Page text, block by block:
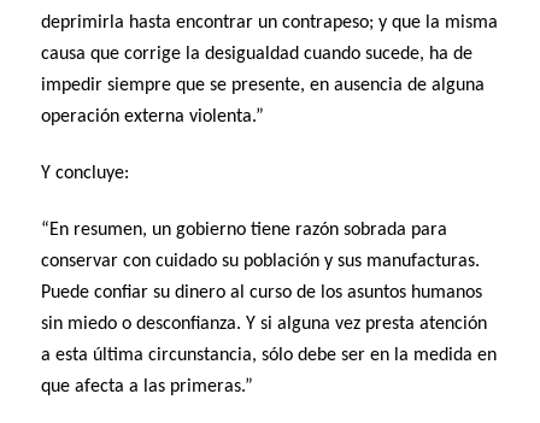
deprimirla hasta encontrar un contrapeso; y que la misma
causa que corrige la desigualdad cuando sucede, ha de
impedir siempre que se presente, en ausencia de alguna
operación externa violenta.”
Y concluye:
“En resumen, un gobierno tiene razón sobrada para
conservar con cuidado su población y sus manufacturas.
Puede confiar su dinero al curso de los asuntos humanos
sin miedo o desconfianza. Y si alguna vez presta atención
a esta última circunstancia, sólo debe ser en la medida en
que afecta a las primeras.”